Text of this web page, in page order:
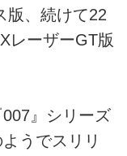
版、続けて22
レーザーGT版
』シリーズ
うでスリリ